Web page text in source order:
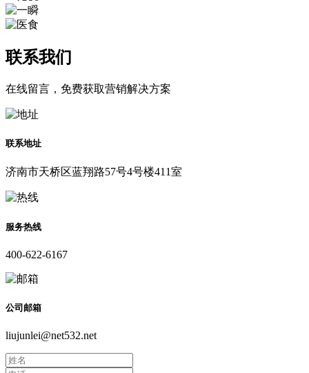
联系我们
在线留言，免费获取营销解决方案
联系地址
济南市天桥区蓝翔路57号4号楼411室
服务热线
400-622-6167
公司邮箱
liujunlei@net532.net